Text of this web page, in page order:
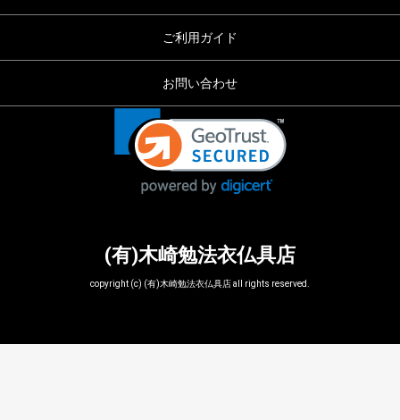
ご利用ガイド
お問い合わせ
(有)木崎勉法衣仏具店
copyright (c) (有)木崎勉法衣仏具店 all rights reserved.